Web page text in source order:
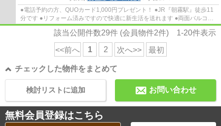
●電話予約の方、QUOカード1,000円プレゼント！ ●JR『朝霧駅』徒歩11
分です ●リフォーム済みですので快適に新生活を送れます ●両面バルコニ
ーーで陽当り通風良好です ●大切なペットと暮...
該当公開件数29件 (会員物件2件) 1-20件表示
<<前へ 1 2 次へ>> 最初
チェックした物件をまとめて
お問い合わせ
検討リストに追加
無料会員登録はこちら